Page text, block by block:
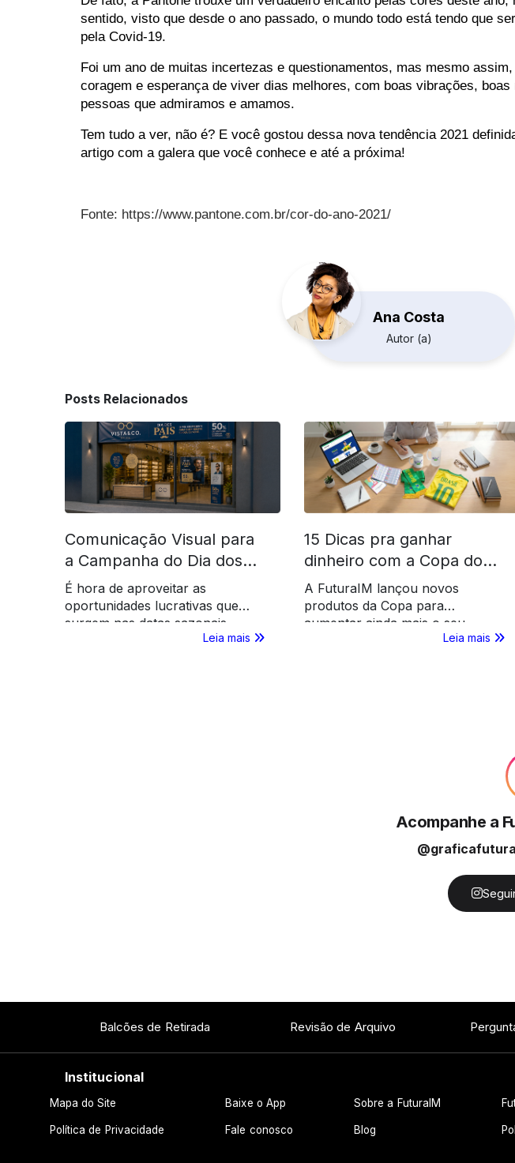
sentido, visto que desde o ano passado, o mundo todo está tendo que
pela Covid-19.
Foi um ano de muitas incertezas e questionamentos, mas mesmo
coragem e esperança de viver dias melhores, com boas vibrações,
pessoas que admiramos e amamos.
Tem tudo a ver, não é? E você gostou dessa nova tendência 2021
artigo com a galera que você conhece e até a próxima!
Fonte: https://www.pantone.com.br/cor-do-ano-2021/
Ana Costa
Autor (a)
Posts Relacionados
Comunicação Visual para
a Campanha do Dia dos
Pais
É hora de aproveitar as
oportunidades lucrativas que
surgem nas datas sazonais,
como o Dia dos Pais. Confira o
Leia mais
15 Dicas pra ganhar
dinheiro com a Copa do
Mundo 2026
A FuturaIM lançou novos
produtos da Copa para
aumentar ainda mais o seu
faturamento com a revenda
Leia mais
Acompanhe a
Balcões de Retirada Revisão de Arquivo
Institucional
Mapa do Site Baixe o App Sobre a FuturaIM
Política de Privacidade Fale conosco Blog